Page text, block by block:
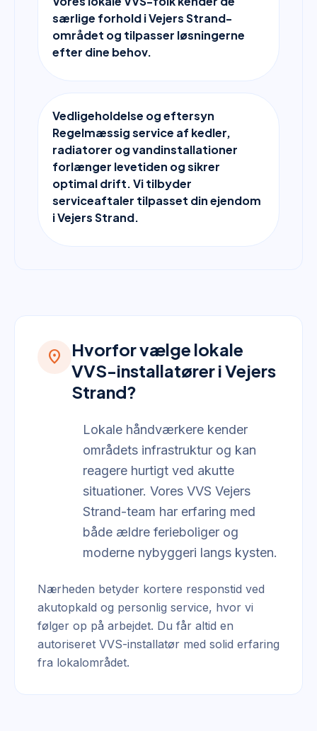
særlige forhold i Vejers Strand-
området og tilpasser løsningerne
efter dine behov.
Vedligeholdelse og eftersyn
Regelmæssig service af kedler,
radiatorer og vandinstallationer
forlænger levetiden og sikrer
optimal drift. Vi tilbyder
serviceaftaler tilpasset din ejendom
i Vejers Strand.
location_on
Hvorfor vælge lokale
VVS-installatører i Vejers
Strand?
Lokale håndværkere kender
områdets infrastruktur og kan
reagere hurtigt ved akutte
situationer. Vores VVS Vejers
Strand-team har erfaring med
både ældre ferieboliger og
moderne nybyggeri langs kysten.
Nærheden betyder kortere responstid ved
akutopkald og personlig service, hvor vi
følger op på arbejdet. Du får altid en
autoriseret VVS-installatør med solid erfaring
fra lokalområdet.